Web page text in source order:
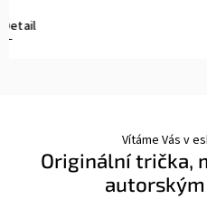
Detail
Vítáme Vás v
Originální trička,